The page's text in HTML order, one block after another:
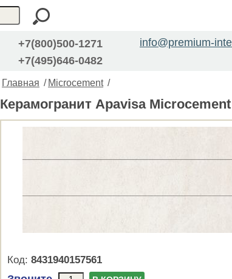
+7(800)500-1271
+7(495)646-0482
info@premium-
Главная / Microcement /
Керамогранит Apavisa
Код: 8431940157561